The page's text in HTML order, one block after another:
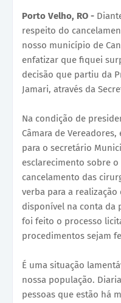
Porto Velho, RO -
respeito do
nosso município de
enfatizar que fiquei
decisão que partiu da
Jamari, através da
Na condição de
Câmara de
para o secretário
esclarecimento sobre
cancelamento das
verba para a
disponível na conta da
foi feito o processo
procedimentos sejam
É uma situação
nossa população.
pessoas que estão há